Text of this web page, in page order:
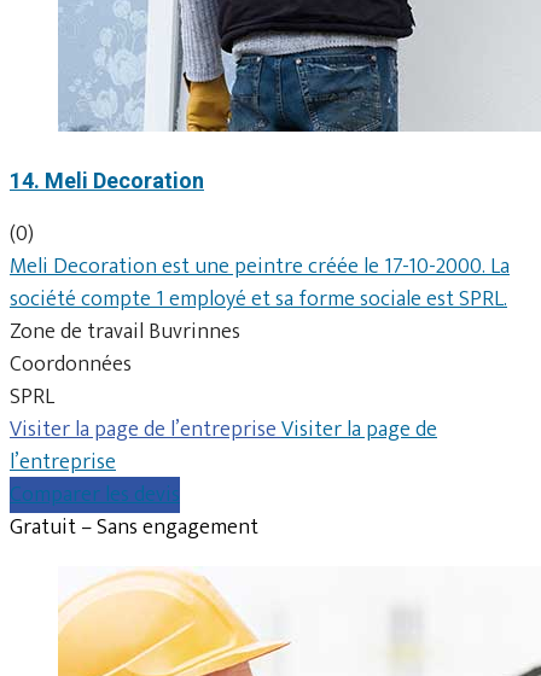
14. Meli Decoration
(0)
Meli Decoration est une peintre créée le 17-10-2000. La
société compte 1 employé et sa forme sociale est SPRL.
Zone de travail Buvrinnes
Coordonnées
SPRL
Visiter la page de l’entrepriseVisiter la page de
l’entreprise
Comparer les devis
Gratuit – Sans engagement